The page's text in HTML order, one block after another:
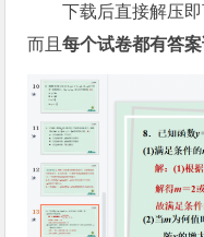
下载后直接解压
而且每个试卷都有答案